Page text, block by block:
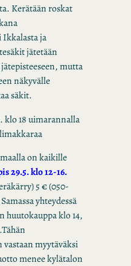
Kerätään roskat
ja
jätetään
mutta
näkyvälle
säkit.
klo 18 uimarannalla
on kaikille
29.5. klo 12-16.
5 € (050-
yhteydessä
huutokauppa klo 14,
myytäväksi
menee kylätalon